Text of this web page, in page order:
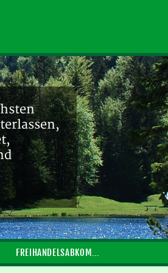
FREIHANDELSABKOMMEN